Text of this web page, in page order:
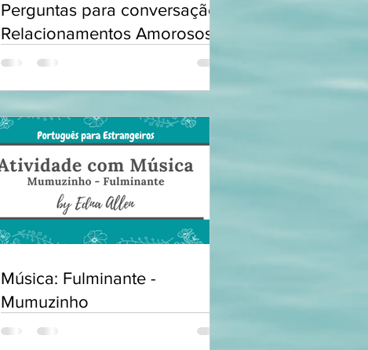
Perguntas para conversação:
Relacionamentos Amorosos
Música: Fulminante -
Mumuzinho